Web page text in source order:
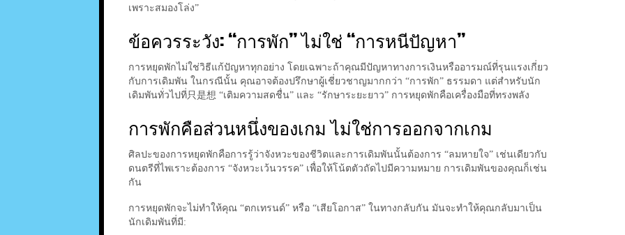
เพราะสมองโล่ง”
ข้อควรระวัง: “การพัก” ไม่ใช่ “การหนีปัญหา”
การหยุดพักไม่ใช่วิธีแก้ปัญหาทุกอย่าง โดยเฉพาะถ้าคุณมีปัญหาทางการเงินหรืออารมณ์ที่รุนแรงเกี่ยว
กับการเดิมพัน ในกรณีนั้น คุณอาจต้องปรึกษาผู้เชี่ยวชาญมากกว่า “การพัก” ธรรมดา แต่สำหรับนัก
เดิมพันทั่วไปที่只是想 “เติมความสดชื่น” และ “รักษาระยะยาว” การหยุดพักคือเครื่องมือที่ทรงพลัง
การพักคือส่วนหนึ่งของเกม ไม่ใช่การออกจากเกม
ศิลปะของการหยุดพักคือการรู้ว่าจังหวะของชีวิตและการเดิมพันนั้นต้องการ “ลมหายใจ” เช่นเดียวกับ
ดนตรีที่ไพเราะต้องการ “จังหวะเว้นวรรค” เพื่อให้โน้ตตัวถัดไปมีความหมาย การเดิมพันของคุณก็เช่น
กัน
การหยุดพักจะไม่ทำให้คุณ “ตกเทรนด์” หรือ “เสียโอกาส” ในทางกลับกัน มันจะทำให้คุณกลับมาเป็น
นักเดิมพันที่มี: